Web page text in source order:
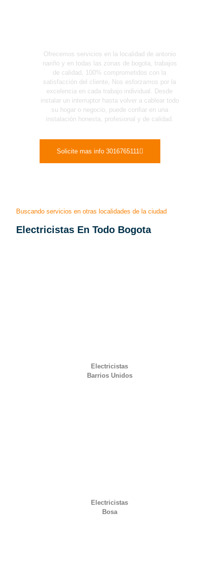
Ofrecemos servicios en la localidad de antonio
nariño y en todas las zonas de bogota, trabajos
de calidad, 100% comprometidos con la
satisfacción del cliente, Nos esforzamos por la
excelencia en cada trabajo individual. Desde
instalar un interruptor hasta volver a cablear todo
su hogar o negocio, puede confiar en una
instalación honesta, profesional y de calidad.
Solicite mas info 3016765111
Buscando servicios en otras localidades de la ciudad
Electricistas En Todo Bogota
Electricistas
Barrios Unidos
Electricistas
Bosa